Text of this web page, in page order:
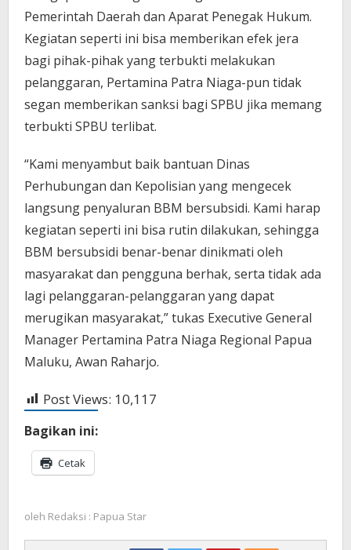
Pemerintah Daerah dan Aparat Penegak Hukum.
Kegiatan seperti ini bisa memberikan efek jera
bagi pihak-pihak yang terbukti melakukan
pelanggaran, Pertamina Patra Niaga-pun tidak
segan memberikan sanksi bagi SPBU jika memang
terbukti SPBU terlibat.
“Kami menyambut baik bantuan Dinas
Perhubungan dan Kepolisian yang mengecek
langsung penyaluran BBM bersubsidi. Kami harap
kegiatan seperti ini bisa rutin dilakukan, sehingga
BBM bersubsidi benar-benar dinikmati oleh
masyarakat dan pengguna berhak, serta tidak ada
lagi pelanggaran-pelanggaran yang dapat
merugikan masyarakat,” tukas Executive General
Manager Pertamina Patra Niaga Regional Papua
Maluku, Awan Raharjo.
Post Views: 10,117
Bagikan ini:
Cetak
oleh Redaksi : Papua Star